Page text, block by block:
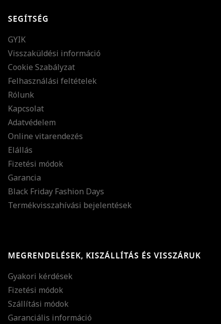
SEGÍTSÉG
GYIK
Visszaküldési információ
Cookie Szabályzat
Felhasználási feltételek
Rólunk
Kapcsolat
Adatvédelem
Online vitarendezés
Elállás
Fizetési módok
Garancia
Black Friday Fashion Days
Termékvisszahívási bejelentések
MEGRENDELÉSEK, KISZÁLLÍTÁS ÉS VISSZÁRUK
Gyakori kérdések
Fizetési módok
Szállítási módok
Garanciális információ